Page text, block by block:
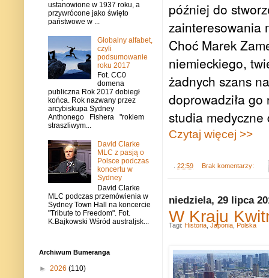
później do
zainteresowania
Choć Marek
niemieckiego,
żadnych szans
doprowadziła
studia medyczne
Czytaj więcej >>
22:59 Brak komentarzy:
niedziela, 29 lipca
W Kraju
Tagi: Historia, Japonia, Polska
ustanowione w 1937 roku, a
przywrócone jako święto
państwowe w ...
Globalny alfabet,
czyli
podsumowanie
roku 2017
Fot. CC0
domena
publiczna Rok 2017 dobiegł
końca. Rok nazwany przez
arcybiskupa Sydney
Anthonego Fishera "rokiem
straszliwym...
David Clarke
MLC z pasją o
Polsce podczas
koncertu w
Sydney
David Clarke
MLC podczas przemówienia w
Sydney Town Hall na koncercie
"Tribute to Freedom". Fot.
K.Bajkowski Wśród australjsk...
Archiwum Bumeranga
► 2026 (110)